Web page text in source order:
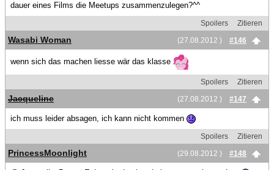
dauer eines Films die Meetups zusammenzulegen?^^
Spoilers
Zitieren
(27.08.2012 )
#146
Wasabi Woman
wenn sich das machen liesse wär das klasse
Spoilers
Zitieren
(27.08.2012 )
#147
Jacqueline
ich muss leider absagen, ich kann nicht kommen
Spoilers
Zitieren
(29.08.2012 )
#148
PrincessMoonlight